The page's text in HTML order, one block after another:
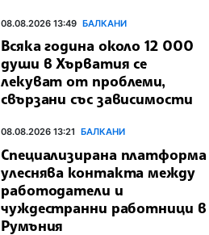
08.08.2026 13:49 БАЛКАНИ
Всяка година около 12 000
души в Хърватия се
лекуват от проблеми,
свързани със зависимости
08.08.2026 13:21 БАЛКАНИ
Специализирана платформа
улеснява контакта между
работодатели и
чуждестранни работници в
Румъния